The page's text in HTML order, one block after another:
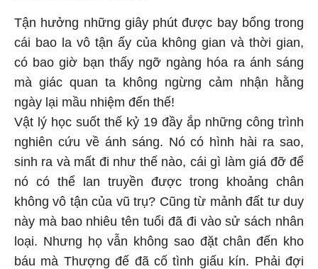
Tận hưởng những giây phút được bay bổng trong
cái bao la vô tận ấy của không gian và thời gian,
có bao giờ bạn thấy ngỡ ngàng hóa ra ánh sáng
mà giác quan ta không ngừng cảm nhận hằng
ngày lại mầu nhiệm đến thế!
Vật lý học suốt thế kỷ 19 đầy ắp những công trình
nghiên cứu về ánh sáng. Nó có hình hài ra sao,
sinh ra và mất đi như thế nào, cái gì làm giá đỡ để
nó có thể lan truyền được trong khoảng chân
không vô tận của vũ trụ? Cũng từ mảnh đất tư duy
này mà bao nhiêu tên tuổi đã đi vào sử sách nhân
loại. Nhưng họ vẫn không sao đặt chân đến kho
báu mà Thượng đế đã cố tình giấu kín. Phải đợi